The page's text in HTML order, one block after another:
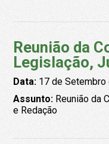
Reunião da
Legislação,
Data:17 de Setembro
Assunto:Reunião da
e Redação